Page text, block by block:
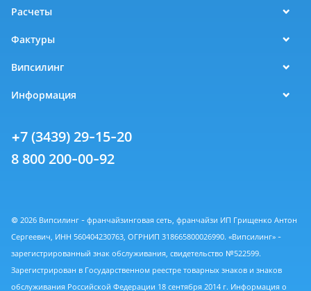
Расчеты
Фактуры
Випсилинг
Информация
+7 (3439) 29-15-20
8 800 200-00-92
© 2026 Випсилинг - франчайзинговая сеть, франчайзи ИП Грищенко Антон
Сергеевич, ИНН 560404230763, ОГРНИП 318665800026990. «Випсилинг» -
зарегистрированный знак обслуживания, свидетельство №522599.
Зарегистрирован в Государственном реестре товарных знаков и знаков
обслуживания Российской Федерации 18 сентября 2014 г. Информация о